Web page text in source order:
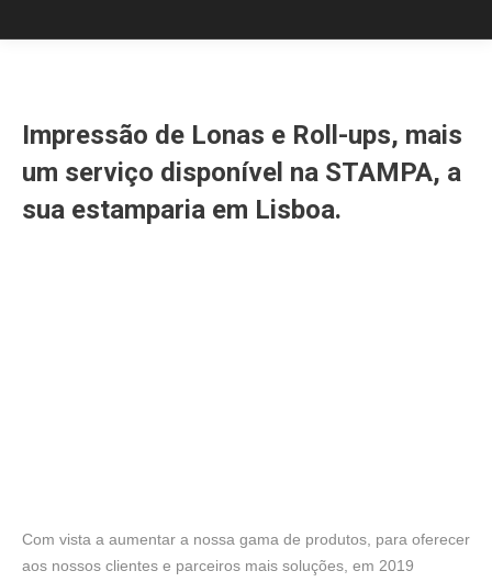
Impressão de Lonas e Roll-ups, mais
um serviço disponível na STAMPA, a
sua estamparia em Lisboa.
Com vista a aumentar a nossa gama de produtos, para oferecer
aos nossos clientes e parceiros mais soluções, em 2019